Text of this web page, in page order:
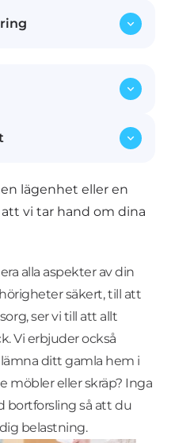
isär möblerna inför
med omsorg.
till större möbler
noggrant med vårt
säkra flyttfordon
om det är inom
annan stad.
medarbetare ser till
föremål flyttas
både småsaker och
lägenhet eller en
vi tar hand om dina
alla aspekter av din
säkert, till att
ser vi till att allt
Vi erbjuder också
ditt gamla hem i
möbler eller skräp? Inga
bortforsling så att du
belastning.